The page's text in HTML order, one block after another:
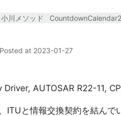
小川メソッド
Posted at 2023-01-27
AUTOSAR R22-11,
ITUと情報交換契約を結んで